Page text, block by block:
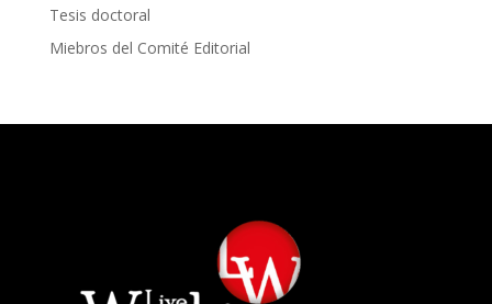
Tesis doctoral
Miebros del Comité Editorial